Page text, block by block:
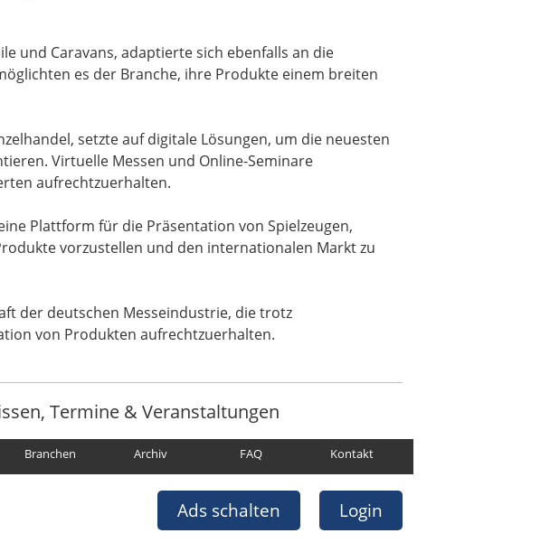
und Caravans, adaptierte sich ebenfalls an die
es der Branche, ihre Produkte einem breiten
setzte auf digitale Lösungen, um die neuesten
Virtuelle Messen und Online-Seminare
aufrechtzuerhalten.
Plattform für die Präsentation von Spielzeugen,
vorzustellen und den internationalen Markt zu
der deutschen Messeindustrie, die trotz
von Produkten aufrechtzuerhalten.
Termine & Veranstaltungen
Branchen Archiv FAQ Kontakt
Ads schalten Login